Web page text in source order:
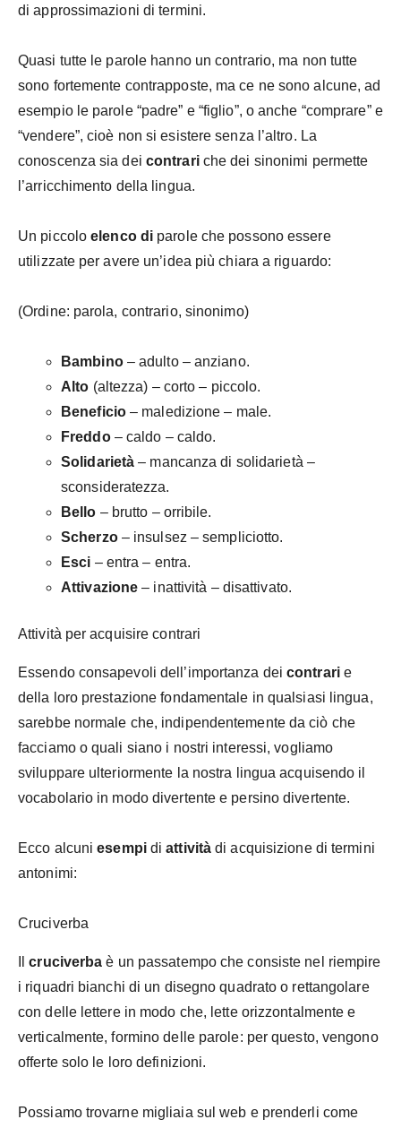
di approssimazioni di termini.
Quasi tutte le parole hanno un contrario, ma non tutte
sono fortemente contrapposte, ma ce ne sono alcune, ad
esempio le parole “padre” e “figlio”, o anche “comprare” e
“vendere”, cioè non si esistere senza l’altro. La
conoscenza sia dei contrariche dei sinonimi permette
l’arricchimento della lingua.
Un piccoloelenco di parole che possono essere
utilizzate per avere un’idea più chiara a riguardo:
(Ordine: parola, contrario, sinonimo)
Bambino– adulto – anziano.
Alto (altezza) – corto – piccolo.
Beneficio– maledizione – male.
Freddo– caldo – caldo.
Solidarietà – mancanza di solidarietà –
sconsideratezza.
Bello – brutto – orribile.
Scherzo– insulsez – sempliciotto.
Esci – entra – entra.
Attivazione – inattività – disattivato.
Attività per acquisire contrari
Essendo consapevoli dell’importanza dei contrarie
della loro prestazione fondamentale in qualsiasi lingua,
sarebbe normale che, indipendentemente da ciò che
facciamo o quali siano i nostri interessi, vogliamo
sviluppare ulteriormente la nostra lingua acquisendo il
vocabolario in modo divertente e persino divertente.
Ecco alcuniesempidiattività di acquisizione di termini
antonimi:
Cruciverba
Ilcruciverba è un passatempo che consiste nel riempire
i riquadri bianchi di un disegno quadrato o rettangolare
con delle lettere in modo che, lette orizzontalmente e
verticalmente, formino delle parole: per questo, vengono
offerte solo le loro definizioni.
Possiamo trovarne migliaia sul web e prenderli come